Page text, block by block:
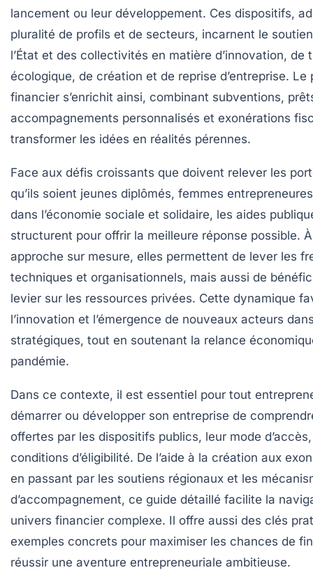
lancement ou leur développement. Ces dispositifs,
pluralité de profils et de secteurs, incarnent le
l’État et des collectivités en matière d’innovation, de
écologique, de création et de reprise d’entreprise. Le
financier s’enrichit ainsi, combinant subventions,
accompagnements personnalisés et exonérations
transformer les idées en réalités pérennes.
Face aux défis croissants que doivent relever les
qu’ils soient jeunes diplômés, femmes
dans l’économie sociale et solidaire, les aides
structurent pour offrir la meilleure réponse possible.
approche sur mesure, elles permettent de lever les
techniques et organisationnels, mais aussi de
levier sur les ressources privées. Cette dynamique
l’innovation et l’émergence de nouveaux acteurs
stratégiques, tout en soutenant la relance
pandémie.
Dans ce contexte, il est essentiel pour tout
démarrer ou développer son entreprise de
offertes par les dispositifs publics, leur mode
conditions d’éligibilité. De l’aide à la création aux
en passant par les soutiens régionaux et les
d’accompagnement, ce guide détaillé facilite la
univers financier complexe. Il offre aussi des clés
exemples concrets pour maximiser les chances de
réussir une aventure entrepreneuriale ambitieuse.